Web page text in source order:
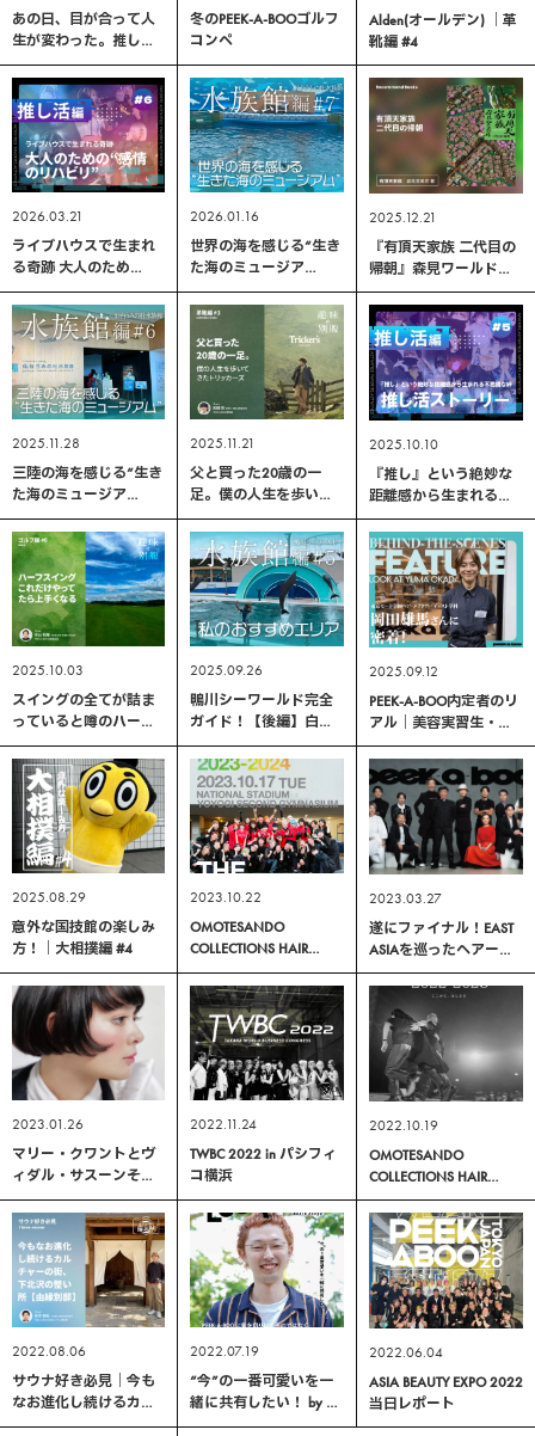
あの日、目が合って人
生が変わった。推しが
いると人は前を向ける
｜推し活編 #7
冬のPEEK-A-BOOゴルフ
コンペ
Alden(オールデン) ｜革
靴編 #4
2026.03.21
ライブハウスで生まれ
る奇跡 大人のため
の“感情のリハビリ”｜
推し活編 #6
2026.01.16
世界の海を感じる“生き
た海のミュージア
ム”「仙台うみの杜水族
館」【後編】 ｜水族館
2025.12.21
『有頂天家族 二代目の
帰朝』森見ワールドに
また溺れる、ふわふわ
毛玉の京都奇譚｜森見
登美彦 著
2025.11.28
三陸の海を感じる“生き
た海のミュージア
ム”「仙台うみの杜水族
館」【前編】 ｜水族館
編 #6
2025.11.21
父と買った20歳の一
足。僕の人生を歩いて
きたトリッカーズ ｜革
靴編 #3
2025.10.10
『推し』という絶妙な
距離感から生まれる不
思議な絆｜推し活編 #5
2025.10.03
スイングの全てが詰ま
っていると噂のハーフ
スイングこれだけやっ
てたら上手くなるって
よ｜ゴルフ編 #6
2025.09.26
鴨川シーワールド完全
ガイド！【後編】白イ
ルカにウミガメも！盛
りだくさん、私のおす
すめエリア ｜水族館編
#5
2025.09.12
PEEK-A-BOO内定者のリ
アル｜美容実習生・岡
田雄馬さんの学びと成
長
2025.08.29
意外な国技館の楽しみ
方！｜大相撲編 #4
2023.10.22
OMOTESANDO
COLLECTIONS HAIR
TRENDS 2023-2024｜
PEEK-A-BOOステージレ
ポート
2023.03.27
遂にファイナル！EAST
ASIAを巡ったヘアーシ
ョー「PEEK-A-BOO
LIVE」 が完結
2023.01.26
マリー・クワントとヴ
ィダル・サスーンそし
てピーク・ア・ブー
2022.11.24
TWBC 2022 in パシフィ
コ横浜
2022.10.19
OMOTESANDO
COLLECTIONS HAIR
TRENDS 2022-2023｜
PEEK-A-BOO当日レポー
ト
2022.08.06
サウナ好き必見｜今も
なお進化し続けるカル
チャーの街、下北沢の
2022.07.19
“今”の一番可愛いを一
緒に共有したい！ by 朝
賀 健人
2022.06.04
ASIA BEAUTY EXPO 2022
当日レポート